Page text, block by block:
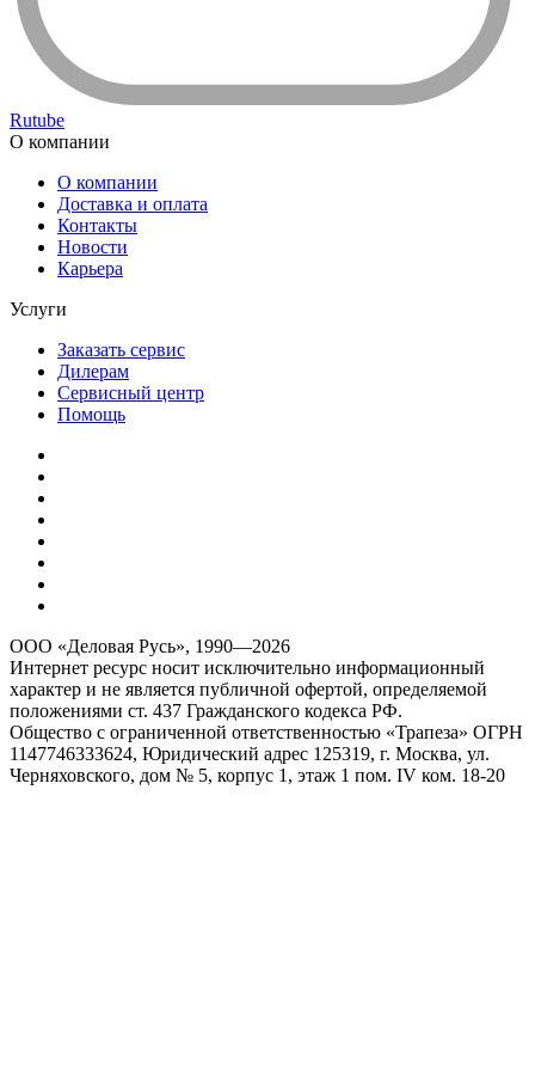
Rutube
О компании
О компании
Доставка и оплата
Контакты
Новости
Карьера
Услуги
Заказать сервис
Дилерам
Сервисный центр
Помощь
ООО «Деловая Русь», 1990—2026
Интернет ресурс носит исключительно информационный
характер и не является публичной офертой, определяемой
положениями ст. 437 Гражданского кодекса РФ.
Общество с ограниченной ответственностью «Трапеза» ОГРН
1147746333624, Юридический адрес 125319, г. Москва, ул.
Черняховского, дом № 5, корпус 1, этаж 1 пом. IV ком. 18-20